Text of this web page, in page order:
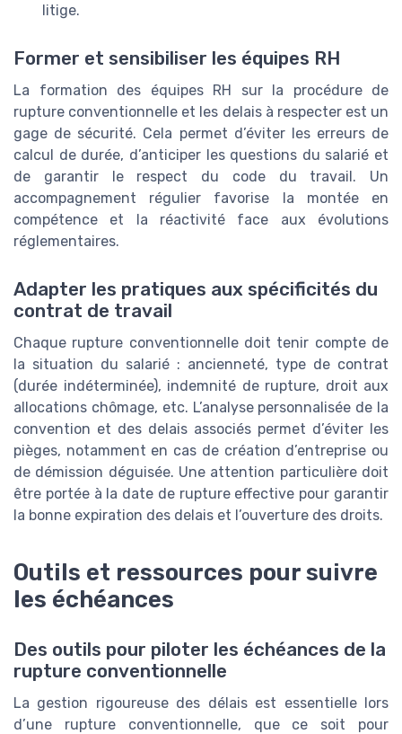
litige.
Former et sensibiliser les équipes RH
La formation des équipes RH sur la procédure de
rupture conventionnelle et les delais à respecter est un
gage de sécurité. Cela permet d’éviter les erreurs de
calcul de durée, d’anticiper les questions du salarié et
de garantir le respect du code du travail. Un
accompagnement régulier favorise la montée en
compétence et la réactivité face aux évolutions
réglementaires.
Adapter les pratiques aux spécificités du
contrat de travail
Chaque rupture conventionnelle doit tenir compte de
la situation du salarié : ancienneté, type de contrat
(durée indéterminée), indemnité de rupture, droit aux
allocations chômage, etc. L’analyse personnalisée de la
convention et des delais associés permet d’éviter les
pièges, notamment en cas de création d’entreprise ou
de démission déguisée. Une attention particulière doit
être portée à la date de rupture effective pour garantir
la bonne expiration des delais et l’ouverture des droits.
Outils et ressources pour suivre
les échéances
Des outils pour piloter les échéances de la
rupture conventionnelle
La gestion rigoureuse des délais est essentielle lors
d’une rupture conventionnelle, que ce soit pour